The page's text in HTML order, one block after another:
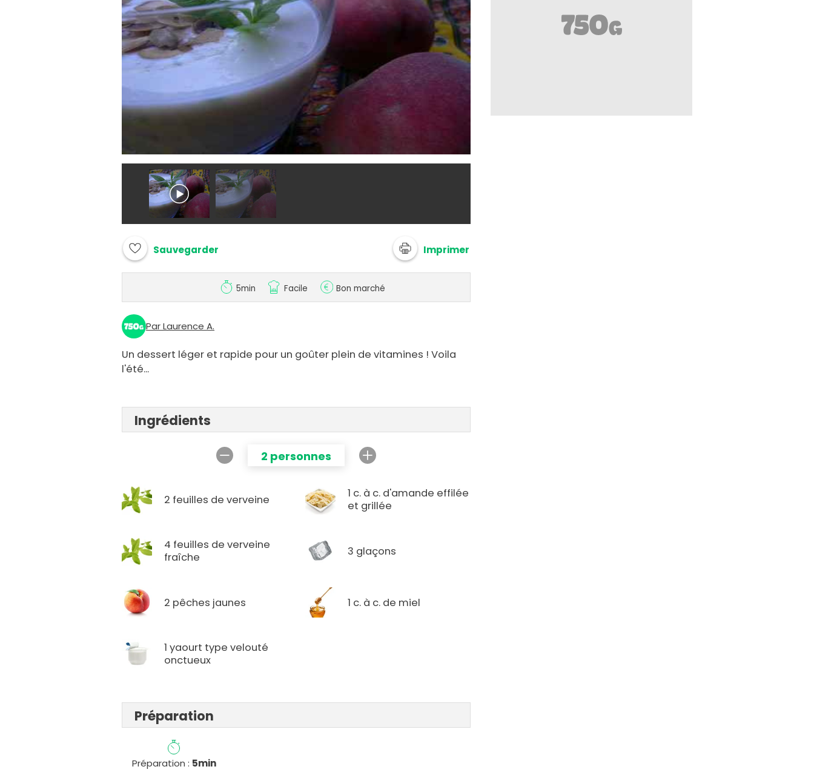
Sauvegarder Imprimer
5min Facile Bon marché
Par Laurence A.
Un dessert léger et rapide pour un goûter plein de vitamines ! Voila
l'été...
Ingrédients
2 personnes
2 feuilles de verveine
1 c. à c. d'amande effilée
et grillée
4 feuilles de verveine
fraîche
3 glaçons
2 pêches jaunes 1 c. à c. de miel
1 yaourt type velouté
onctueux
Préparation
Préparation : 5min